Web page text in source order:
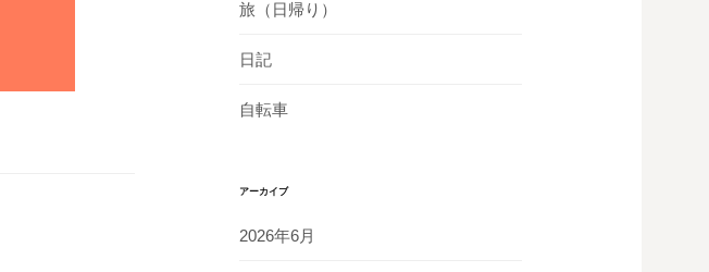
旅（日帰り）
日記
自転車
アーカイブ
2026年6月